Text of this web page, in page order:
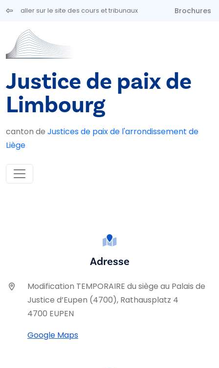
Aller au contenu principal
aller sur le site des cours et tribunaux Brochures
Justice de paix de
Limbourg
canton de Justices de paix de l'arrondissement de
Liège
Adresse
Modification TEMPORAIRE du siège au Palais de
Justice d’Eupen (4700), Rathausplatz 4
4700 EUPEN
Google Maps